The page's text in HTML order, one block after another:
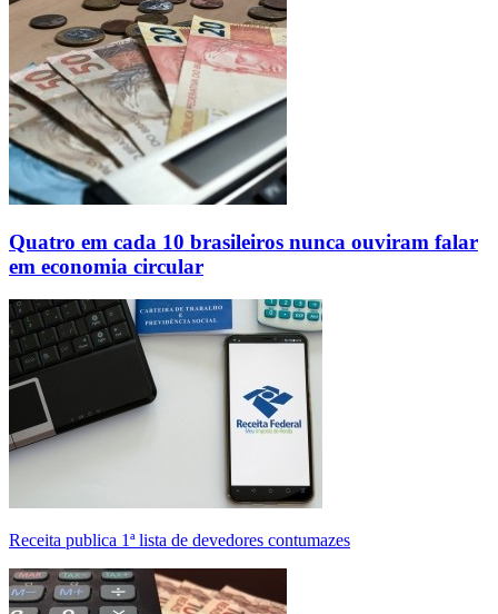
Quatro em cada 10 brasileiros nunca ouviram falar
em economia circular
Receita publica 1ª lista de devedores contumazes